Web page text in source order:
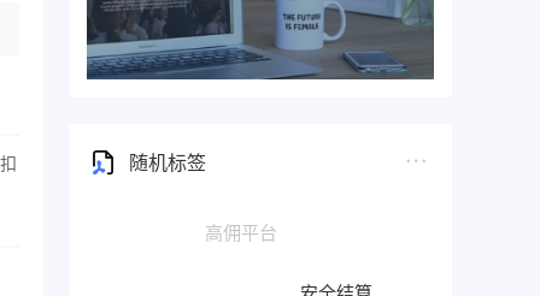
随机标签